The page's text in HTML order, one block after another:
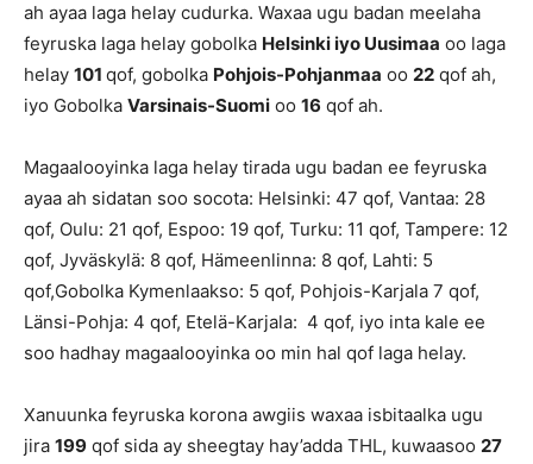
ah ayaa laga helay cudurka. Waxaa ugu badan meelaha
feyruska laga helay gobolka Helsinki iyo Uusimaa oo laga
helay 101 qof, gobolka Pohjois-Pohjanmaa oo 22 qof ah,
iyo Gobolka Varsinais-Suomi oo 16 qof ah.
Magaalooyinka laga helay tirada ugu badan ee feyruska
ayaa ah sidatan soo socota: Helsinki: 47 qof, Vantaa: 28
qof, Oulu: 21 qof, Espoo: 19 qof, Turku: 11 qof, Tampere: 12
qof, Jyväskylä: 8 qof, Hämeenlinna: 8 qof, Lahti: 5
qof,Gobolka Kymenlaakso: 5 qof, Pohjois-Karjala 7 qof,
Länsi-Pohja: 4 qof, Etelä-Karjala: 4 qof, iyo inta kale ee
soo hadhay magaalooyinka oo min hal qof laga helay.
Xanuunka feyruska korona awgiis waxaa isbitaalka ugu
jira 199 qof sida ay sheegtay hay’adda THL, kuwaasoo 27